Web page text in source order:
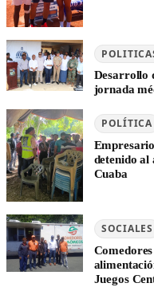
Desarrollo
jornada
POLÍTICA
detenido al
Cuaba
SOCIALES
Juegos